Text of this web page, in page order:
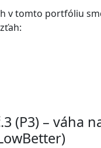
v tomto portfóliu
(P3) – váha